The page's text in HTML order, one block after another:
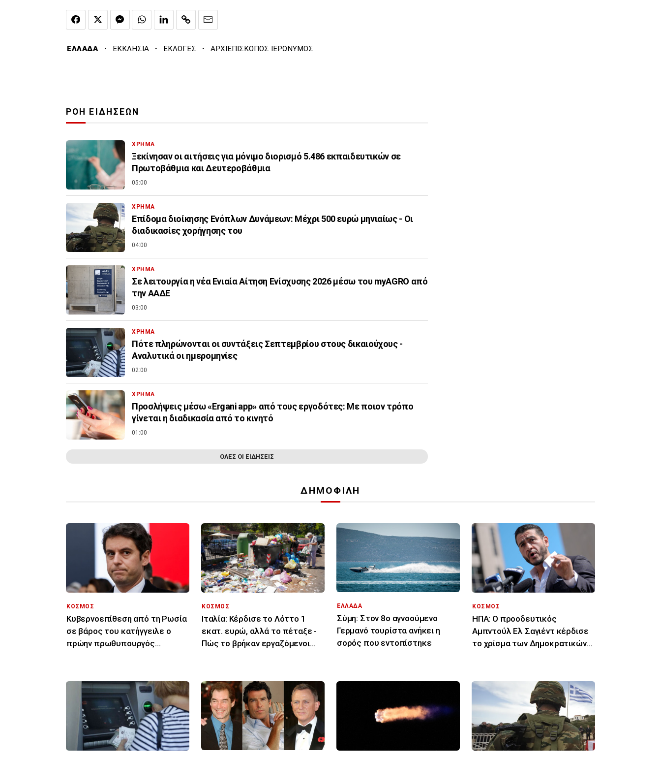
ΕΛΛΑΔΑ · ΕΚΚΛΗΣΙΑ · ΕΚΛΟΓΕΣ · ΑΡΧΙΕΠΙΣΚΟΠΟΣ ΙΕΡΩΝΥΜΟΣ
ΡΟΗ ΕΙΔΗΣΕΩΝ
ΧΡΗΜΑ
Ξεκίνησαν οι αιτήσεις για μόνιμο διορισμό 5.486 εκπαιδευτικών σε
Πρωτοβάθμια και Δευτεροβάθμια
05:00
ΧΡΗΜΑ
Επίδομα διοίκησης Ενόπλων Δυνάμεων: Μέχρι 500 ευρώ μηνιαίως - Οι
διαδικασίες χορήγησης του
04:00
ΧΡΗΜΑ
Σε λειτουργία η νέα Ενιαία Αίτηση Ενίσχυσης 2026 μέσω του myAGRO από
την ΑΑΔΕ
03:00
ΧΡΗΜΑ
Πότε πληρώνονται οι συντάξεις Σεπτεμβρίου στους δικαιούχους -
Αναλυτικά οι ημερομηνίες
02:00
ΧΡΗΜΑ
Προσλήψεις μέσω «Ergani app» από τους εργοδότες: Με ποιον τρόπο
γίνεται η διαδικασία από το κινητό
01:00
ΟΛΕΣ ΟΙ ΕΙΔΗΣΕΙΣ
ΔΗΜΟΦΙΛΗ
ΚΟΣΜΟΣ
Κυβερνοεπίθεση από τη Ρωσία
σε βάρος του κατήγγειλε ο
πρώην πρωθυπουργός
ΚΟΣΜΟΣ
Ιταλία: Κέρδισε το Λόττο 1
εκατ. ευρώ, αλλά το πέταξε -
Πώς το βρήκαν εργαζόμενοι
ΕΛΛΑΔΑ
Σύμη: Στον 8ο αγνοούμενο
Γερμανό τουρίστα ανήκει η
σορός που εντοπίστηκε
ΚΟΣΜΟΣ
ΗΠΑ: Ο προοδευτικός
Αμπντούλ Ελ Σαγιέντ κέρδισε
το χρίσμα των Δημοκρατικών